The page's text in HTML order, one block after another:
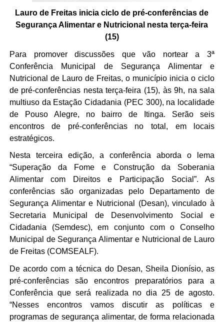
Lauro de Freitas inicia ciclo de pré-conferências de
Segurança Alimentar e Nutricional nesta terça-feira
(15)
Para promover discussões que vão nortear a 3ª
Conferência Municipal de Segurança Alimentar e
Nutricional de Lauro de Freitas, o município inicia o ciclo
de pré-conferências nesta terça-feira (15), às 9h, na sala
multiuso da Estação Cidadania (PEC 300), na localidade
de Pouso Alegre, no bairro de Itinga. Serão seis
encontros de pré-conferências no total, em locais
estratégicos.
Nesta terceira edição, a conferência aborda o lema
“Superação da Fome e Construção da Soberania
Alimentar com Direitos e Participação Social”. As
conferências são organizadas pelo Departamento de
Segurança Alimentar e Nutricional (Desan), vinculado à
Secretaria Municipal de Desenvolvimento Social e
Cidadania (Semdesc), em conjunto com o Conselho
Municipal de Segurança Alimentar e Nutricional de Lauro
de Freitas (COMSEALF).
De acordo com a técnica do Desan, Sheila Dionísio, as
pré-conferências são encontros preparatórios para a
Conferência que será realizada no dia 25 de agosto.
“Nesses encontros vamos discutir as políticas e
programas de segurança alimentar, de forma relacionada